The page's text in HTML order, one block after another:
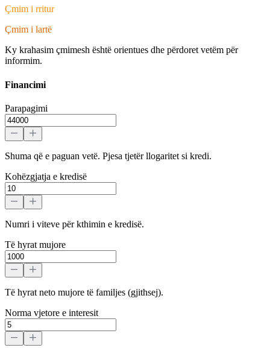
Çmim i rritur
Çmim i lartë
Ky krahasim çmimesh është orientues dhe përdoret vetëm për
informim.
Financimi
Parapagimi
Shuma që e paguan vetë. Pjesa tjetër llogaritet si kredi.
Kohëzgjatja e kredisë
Numri i viteve për kthimin e kredisë.
Të hyrat mujore
Të hyrat neto mujore të familjes (gjithsej).
Norma vjetore e interesit